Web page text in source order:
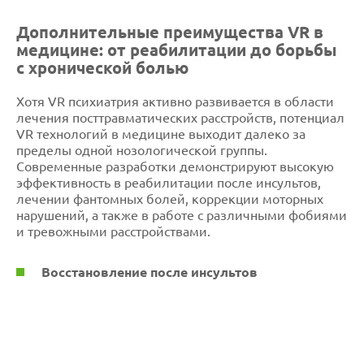
Дополнительные преимущества VR в
медицине: от реабилитации до борьбы
с хронической болью
Хотя VR психиатрия активно развивается в области
лечения посттравматических расстройств, потенциал
VR технологий в медицине выходит далеко за
пределы одной нозологической группы.
Современные разработки демонстрируют высокую
эффективность в реабилитации после инсультов,
лечении фантомных болей, коррекции моторных
нарушений, а также в работе с различными фобиями
и тревожными расстройствами.
Восстановление после инсультов